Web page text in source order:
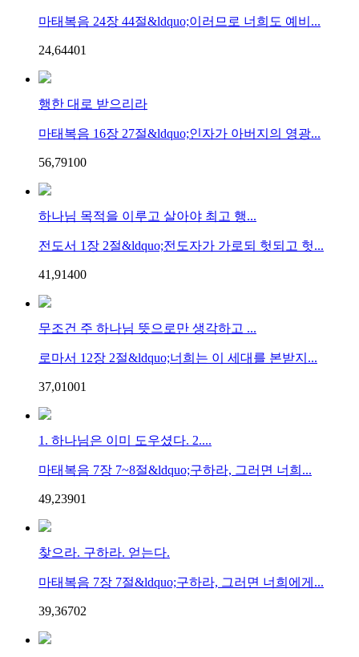
마태복음 24장 44절&ldquo;이러므로 너희도 예비...
24,64401
행한 대로 받으리라
마태복음 16장 27절&ldquo;인자가 아버지의 영광...
56,79100
하나님 목적을 이루고 살아야 최고 행...
전도서 1장 2절&ldquo;전도자가 가로되 헛되고 헛...
41,91400
무조건 주 하나님 뜻으로만 생각하고 ...
로마서 12장 2절&ldquo;너희는 이 세대를 본받지...
37,01001
1. 하나님은 이미 도우셨다. 2....
마태복음 7장 7~8절&ldquo;구하라, 그러면 너희...
49,23901
찾으라. 구하라. 얻는다.
마태복음 7장 7절&ldquo;구하라, 그러면 너희에게...
39,36702